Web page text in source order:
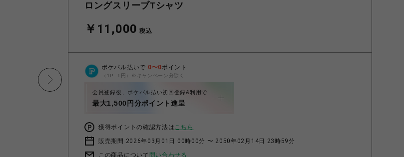
ロングスリーブTシャツ
￥11,000 税込
ポケパル払いで 0〜0ポイント
（1P=1円）※キャンペーン分除く
会員登録後、ポケパル払い初回登録&利用で
最大1,500円分ポイント進呈
獲得ポイントの確認方法はこちら
販売期間 2026年03月01日 00時00分 〜 2050年02月14日 23時59分
この商品について 問い合わせる